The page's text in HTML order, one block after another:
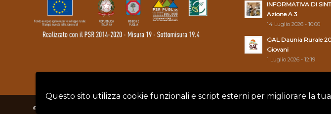
Questo sito utilizza cookie funzionali e script esterni per migliorare la
INFORMATIVA DI
Azione A.3
14 Luglio 2026 - 10:00
GAL Daunia Rurale
Giovani
1 Luglio 2026 - 12:19
© Copyright - GAL DAUNIA RURALE 2020 - P.IVA: 04128760719 |